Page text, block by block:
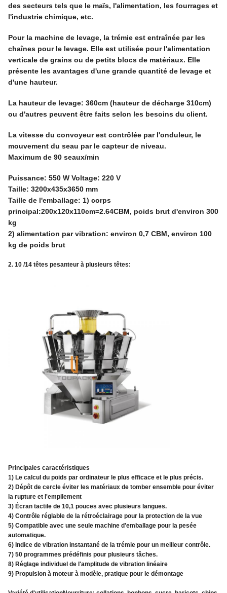
des secteurs tels que le maïs, l'alimentation, les fourrages et
l'industrie chimique, etc.
Pour la machine de levage, la trémie est entraînée par les
chaînes pour le levage. Elle est utilisée pour l'alimentation
verticale de grains ou de petits blocs de matériaux. Elle
présente les avantages d'une grande quantité de levage et
d'une hauteur.
La hauteur de levage: 360cm (hauteur de décharge 310cm)
ou d'autres peuvent être faits selon les besoins du client.
La vitesse du convoyeur est contrôlée par l'onduleur, le
mouvement du seau par le capteur de niveau.
Maximum de 90 seaux/min
Puissance: 550 W Voltage: 220 V
Taille: 3200x435x3650 mm
Taille de l'emballage: 1) corps
principal:200x120x110cm=2.64CBM, poids brut d'environ 300
kg
2) alimentation par vibration: environ 0,7 CBM, environ 100
kg de poids brut
2. 10 /14 têtes pesanteur à plusieurs têtes:
Principales caractéristiques
1) Le calcul du poids par ordinateur le plus efficace et le plus précis.
2) Dépôt de cercle éviter les matériaux de tomber ensemble pour éviter
la rupture et l'empilement
3) Écran tactile de 10,1 pouces avec plusieurs langues.
4) Contrôle réglable de la rétroéclairage pour la protection de la vue
5) Compatible avec une seule machine d'emballage pour la pesée
automatique.
6) Indice de vibration instantané de la trémie pour un meilleur contrôle.
7) 50 programmes prédéfinis pour plusieurs tâches.
8) Réglage individuel de l'amplitude de vibration linéaire
9) Propulsion à moteur à modèle, pratique pour le démontage